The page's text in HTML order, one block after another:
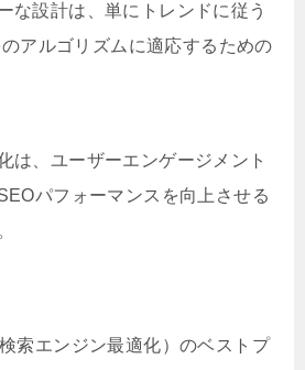
な設計は、単にトレンドに従う
アルゴリズムに適応するための
は、ユーザーエンゲージメント
パフォーマンスを向上させる
索エンジン最適化）のベストプ